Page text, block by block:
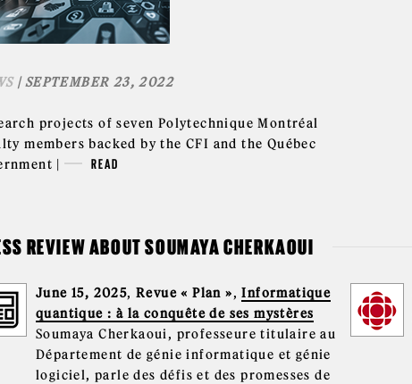
| SEPTEMBER 23, 2022
projects of seven Polytechnique Montréal
members backed by the CFI and the Québec
|
READ
REVIEW ABOUT SOUMAYA CHERKAOUI
June 15, 2025,Revue « Plan »,Informatique
quantique : à la conquête de ses mystères
Soumaya Cherkaoui, professeure titulaire au
Département de génie informatique et génie
logiciel, parle des défis et des promesses de